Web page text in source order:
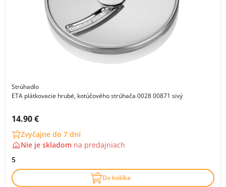
Strúhadlo
ETA plátkovacie hrubé, kotúčového strúhača 0028 00871 sivý
Cena s DPH:
14.90 €
Zvyčajne do 7 dní
Nie je skladom na predajniach
5
Do košíka